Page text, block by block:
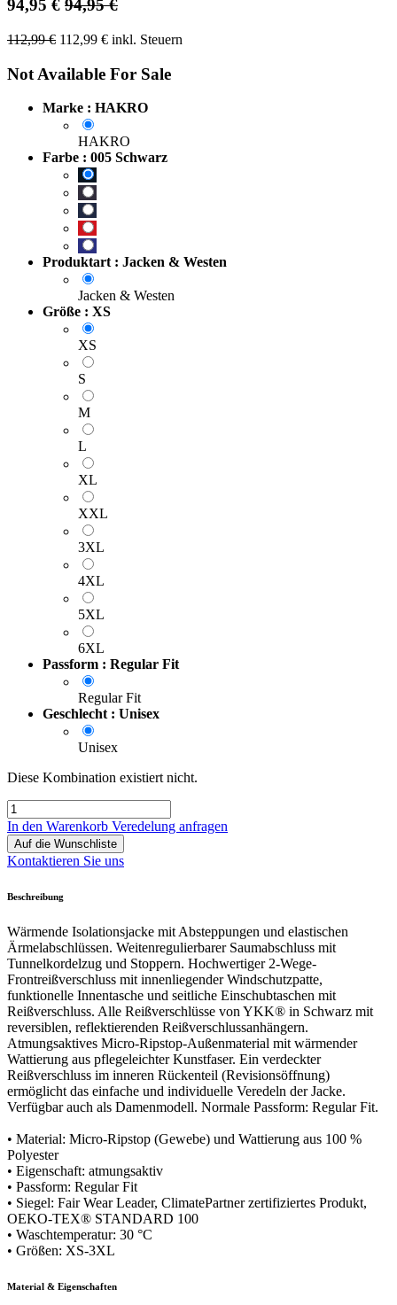
94,95 € 94,95€
112,99€ 112,99 € inkl. Steuern
Not Available For Sale
Marke : HAKRO
HAKRO
Farbe : 005 Schwarz
Produktart : Jacken & Westen
Jacken & Westen
Größe : XS
XS
S
M
L
XL
XXL
3XL
4XL
5XL
6XL
Passform : Regular Fit
Regular Fit
Geschlecht : Unisex
Unisex
Diese Kombination existiert nicht.
In den Warenkorb Veredelung anfragen
Auf die Wunschliste
Kontaktieren Sie uns
Beschreibung
Wärmende Isolationsjacke mit Absteppungen und elastischen
Ärmelabschlüssen. Weitenregulierbarer Saumabschluss mit
Tunnelkordelzug und Stoppern. Hochwertiger 2-Wege-
Frontreißverschluss mit innenliegender Windschutzpatte,
funktionelle Innentasche und seitliche Einschubtaschen mit
Reißverschluss. Alle Reißverschlüsse von YKK® in Schwarz mit
reversiblen, reflektierenden Reißverschlussanhängern.
Atmungsaktives Micro-Ripstop-Außenmaterial mit wärmender
Wattierung aus pflegeleichter Kunstfaser. Ein verdeckter
Reißverschluss im inneren Rückenteil (Revisionsöffnung)
ermöglicht das einfache und individuelle Veredeln der Jacke.
Verfügbar auch als Damenmodell. Normale Passform: Regular Fit.
• Material: Micro-Ripstop (Gewebe) und Wattierung aus 100 %
Polyester
• Eigenschaft: atmungsaktiv
• Passform: Regular Fit
• Siegel: Fair Wear Leader, ClimatePartner zertifiziertes Produkt,
OEKO-TEX® STANDARD 100
• Waschtemperatur: 30 °C
• Größen: XS-3XL
Material & Eigenschaften